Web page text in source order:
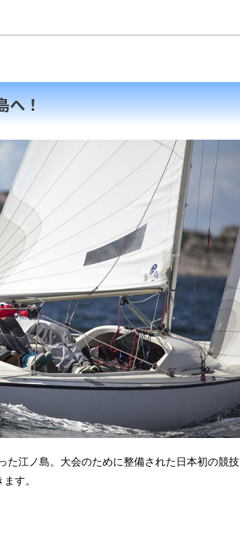
へ！
た江ノ島。大会のために整備された日本初の競技
す。